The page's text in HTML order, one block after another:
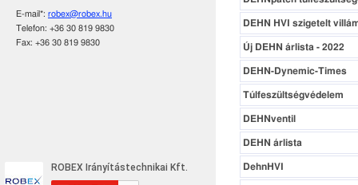
E-mail*: robex@robex.hu
Telefon: +36 30 819 9830
Fax: +36 30 819 9830
DEHN HVI szigetelt
Új DEHN árlista - 2022
DEHN-Dynemic-Times
Túlfeszültségvédelem
DEHNventil
DEHN árlista
DehnHVI